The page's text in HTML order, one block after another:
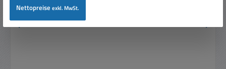
Hutschiene DIN-Schiene gelocht 500mm B 35mm
Nettopreiseexkl. MwSt.